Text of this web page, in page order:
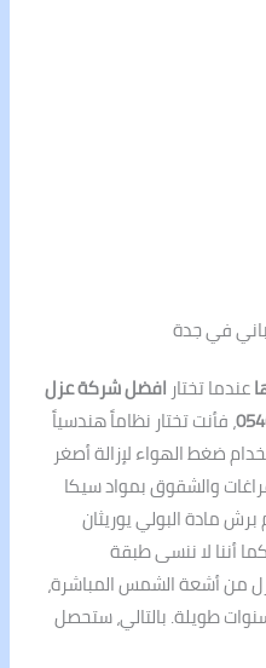
في جدة
عندما تختار افضل شركة عزل
، فأنت تختار نظاماً هندسياً
ضغط الهواء لإزالة أصغر
والشقوق بمواد سيكا
برش مادة البولي يوريثان
أننا لا ننسى طبقة
من أشعة الشمس المباشرة،
طويلة. بالتالي، ستحصل